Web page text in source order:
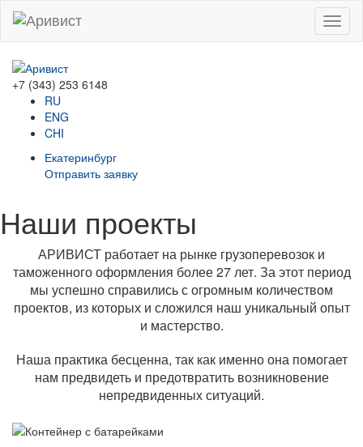
Menu
+7 (343) 253 6148
RU
ENG
CHI
Екатеринбург
Отправить заявку
Наши проекты
АРИВИСТ работает на рынке грузоперевозок и
таможенного оформления более 27 лет. За этот период
мы успешно справились с огромным количеством
проектов, из которых и сложился наш уникальный опыт
и мастерство.
Наша практика бесценна, так как именно она помогает
нам предвидеть и предотвратить возникновение
непредвиденных ситуаций.